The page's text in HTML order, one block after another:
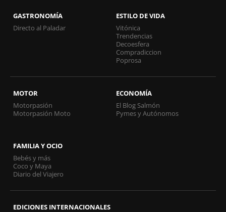
GASTRONOMÍA
Directo al Paladar
ESTILO DE VIDA
Vitónica
Trendencias
Decoesfera
Compradiccion
Poprosa
MOTOR
Motorpasión
Motorpasión Moto
ECONOMÍA
El Blog Salmón
Pymes y Autónomos
FAMILIA Y OCIO
Bebés y más
Coco y Maya
Diario del Viajero
EDICIONES INTERNACIONALES